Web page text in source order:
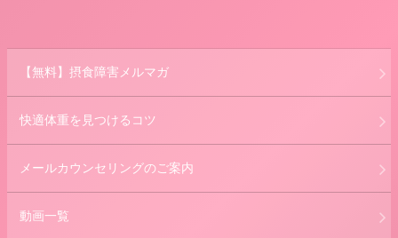
【無料】摂食障害メルマガ
快適体重を見つけるコツ
メールカウンセリングのご案内
動画一覧